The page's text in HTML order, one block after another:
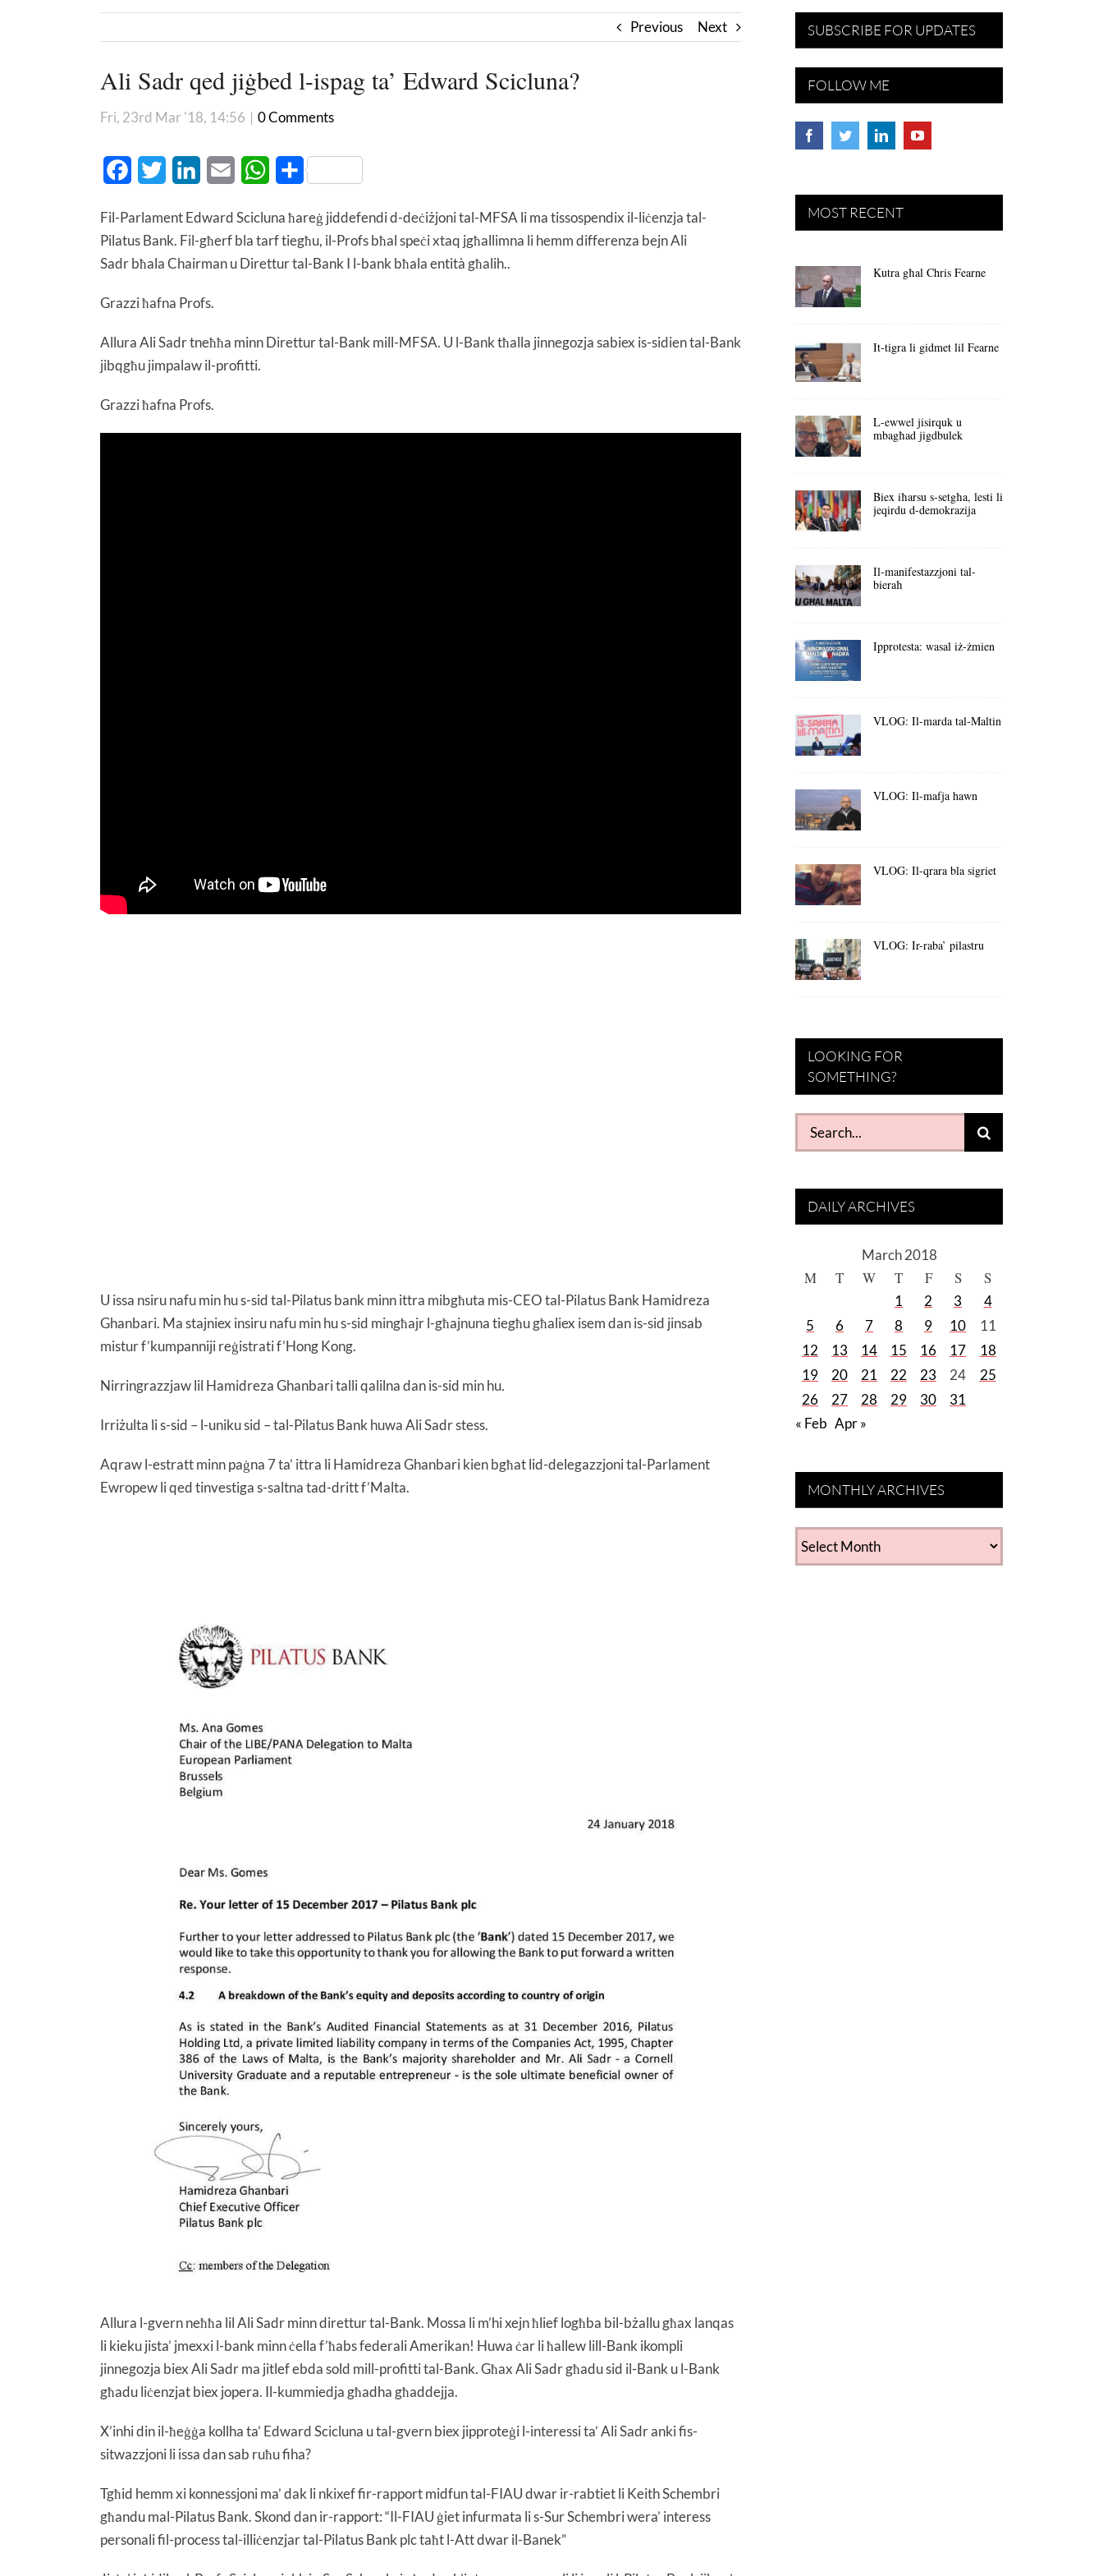
Previous Next
Ali Sadr qed jiġbed l-ispag ta’ Edward Scicluna?
Fri, 23rd Mar '18, 14:56 | 0 Comments
FacebookTwitter LinkedInEmail WhatsApp
Share
Fil-Parlament Edward Scicluna ħareġ jiddefendi d-deċiżjoni tal-MFSA li ma tissospendix il-liċenzja tal-
Pilatus Bank. Fil-għerf bla tarf tiegħu, il-Profs bħal speċi xtaq jgħallimna li hemm differenza bejn Ali
Sadr bħala Chairman u Direttur tal-Bank I l-bank bħala entità għalih..
Grazzi ħafna Profs.
Allura Ali Sadr tneħħa minn Direttur tal-Bank mill-MFSA. U l-Bank tħalla jinnegozja sabiex is-sidien tal-Bank
jibqgħu jimpalaw il-profitti.
Grazzi ħafna Profs.
U issa nsiru nafu min hu s-sid tal-Pilatus bank minn ittra mibgħuta mis-CEO tal-Pilatus Bank Hamidreza
Ghanbari. Ma stajniex insiru nafu min hu s-sid mingħajr l-għajnuna tiegħu għaliex isem dan is-sid jinsab
mistur f’kumpanniji reġistrati f’Hong Kong.
Nirringrazzjaw lil Hamidreza Ghanbari talli qalilna dan is-sid min hu.
Irriżulta li s-sid – l-uniku sid – tal-Pilatus Bank huwa Ali Sadr stess.
Aqraw l-estratt minn paġna 7 ta’ ittra li Hamidreza Ghanbari kien bgħat lid-delegazzjoni tal-Parlament
Ewropew li qed tinvestiga s-saltna tad-dritt f’Malta.
Allura l-gvern neħħa lil Ali Sadr minn direttur tal-Bank. Mossa li m’hi xejn ħlief logħba bil-bżallu għax lanqas
li kieku jista’ jmexxi l-bank minn ċella f’ħabs federali Amerikan! Huwa ċar li ħallew lill-Bank ikompli
jinnegozja biex Ali Sadr ma jitlef ebda sold mill-profitti tal-Bank. Għax Ali Sadr għadu sid il-Bank u l-Bank
għadu liċenzjat biex jopera. Il-kummiedja għadha għaddejja.
X’inhi din il-ħeġġa kollha ta’ Edward Scicluna u tal-gvern biex jipproteġi l-interessi ta’ Ali Sadr anki fis-
sitwazzjoni li issa dan sab ruħu fiha?
Tgħid hemm xi konnessjoni ma’ dak li nkixef fir-rapport midfun tal-FIAU dwar ir-rabtiet li Keith Schembri
għandu mal-Pilatus Bank. Skond dan ir-rapport: “Il-FIAU ġiet infurmata li s-Sur Schembri wera’ interess
personali fil-process tal-illiċenzjar tal-Pilatus Bank plc taħt l-Att dwar il-Banek”
SUBSCRIBE FOR UPDATES
FOLLOW ME
MOST RECENT
Kutra għal Chris Fearne
It-tigra li gidmet lil Fearne
L-ewwel jisirquk u
mbagħad jigdbulek
Biex iħarsu s-setgħa, lesti li
jeqirdu d-demokrazija
Il-manifestazzjoni tal-
bieraħ
Ipprotesta: wasal iż-żmien
VLOG: Il-marda tal-Maltin
VLOG: Il-mafja hawn
VLOG: Il-qrara bla sigriet
VLOG: Ir-raba’ pilastru
LOOKING FOR
SOMETHING?
Search
for:
DAILY ARCHIVES
March 2018
M T W T F S S
1 2 3
4
5
6 7 8 9 10
11
12
13 14 15 16 17
18
19
20 21 22 23 24
25
26
27 28 29 30
31
« Feb Apr »
MONTHLY ARCHIVES
MONTHLY
ARCHIVES